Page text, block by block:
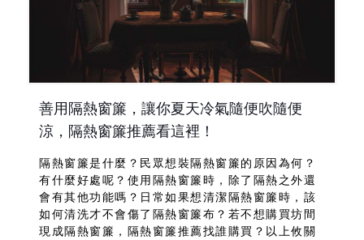
善用隔熱窗簾，讓你夏天冷氣隨便吹隨便
涼，隔熱窗簾推薦看這裡！
隔熱窗簾是什麼？民眾想裝隔熱窗簾的原因為何？
有什麼好處呢？使用隔熱窗簾時，除了隔熱之外還
會有其他功能嗎？日常如果想清潔隔熱窗簾時，該
如何清洗才不會傷了隔熱窗簾布？若不想購買坊間
現成隔熱窗簾，隔熱窗簾推薦找誰購買？以上攸關